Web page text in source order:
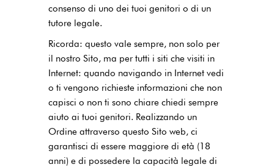
consenso di uno dei tuoi genitori o di un
tutore legale.
Ricorda: questo vale sempre, non solo per
il nostro Sito, ma per tutti i siti che visiti in
Internet: quando navigando in Internet vedi
o ti vengono richieste informazioni che non
capisci o non ti sono chiare chiedi sempre
aiuto ai tuoi genitori. Realizzando un
Ordine attraverso questo Sito web, ci
garantisci di essere maggiore di età (18
anni) e di possedere la capacità legale di